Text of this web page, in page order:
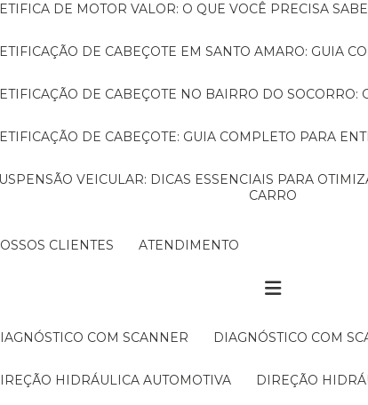
RETIFICA DE MOTOR VALOR: O QUE VOCÊ PRECISA
RETIFICAÇÃO DE CABEÇOTE EM SANTO AMARO: GUIA
RETIFICAÇÃO DE CABEÇOTE NO BAIRRO DO SOCORRO:
RETIFICAÇÃO DE CABEÇOTE: GUIA COMPLETO PARA
CARRO
NOSSOS CLIENTES ATENDIMENTO
DIAGNÓSTICO COM SCANNER DIAGNÓSTICO COM
DIREÇÃO HIDRÁULICA AUTOMOTIVA DIREÇÃO